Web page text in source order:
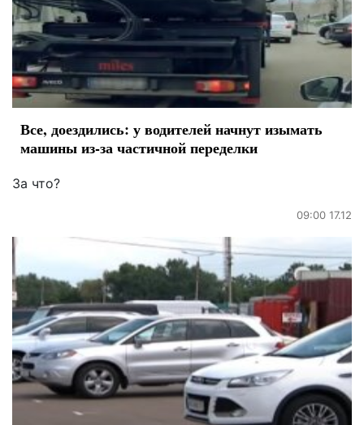
Все, доездились: у водителей начнут изымать
машины из-за частичной переделки
За что?
09:00 17.12